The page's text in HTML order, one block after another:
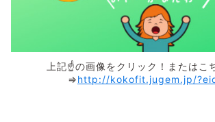
上記☝の画像をクリック！またはこ
⇒http://kokofit.jugem.jp/